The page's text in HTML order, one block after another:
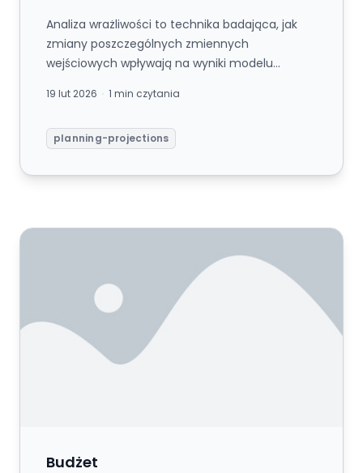
Analiza wrażliwości to technika badająca, jak
zmiany poszczególnych zmiennych
wejściowych wpływają na wyniki modelu
19 lut 2026 1 min czytania
planning-projections
Budżet
Budżet